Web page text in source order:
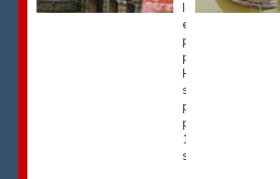
lointains),
est l'un des
plus vieux
ponts de
Hoi An. Il
s'agit d'un
pont-
pagode de
18m de long
sur 3m de